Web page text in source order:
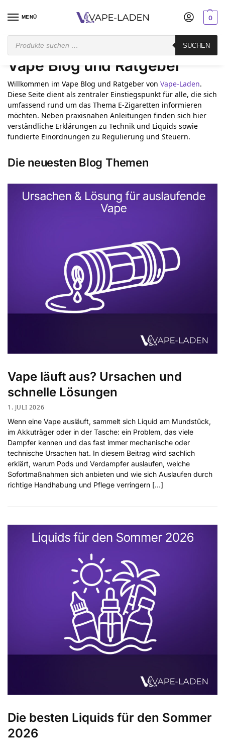
MENÜ
SUCHEN
0
Startseite / Vape Blog und Ratgeber
Vape Blog und Ratgeber
Willkommen im Vape Blog und Ratgeber von Vape-Laden.
Diese Seite dient als zentraler Einstiegspunkt für alle, die sich
umfassend rund um das Thema E-Zigaretten informieren
möchten. Neben praxisnahen Anleitungen finden sich hier
verständliche Erklärungen zu Technik und Liquids sowie
fundierte Einordnungen zu Regulierung und Steuern.
Die neuesten Blog Themen
Vape läuft aus? Ursachen und
schnelle Lösungen
1. JULI 2026
Wenn eine Vape ausläuft, sammelt sich Liquid am Mundstück,
im Akkuträger oder in der Tasche: ein Problem, das viele
Dampfer kennen und das fast immer mechanische oder
technische Ursachen hat. In diesem Beitrag wird sachlich
erklärt, warum Pods und Verdampfer auslaufen, welche
Sofortmaßnahmen sich anbieten und wie sich Auslaufen durch
richtige Handhabung und Pflege verringern […]
Die besten Liquids für den Sommer
2026